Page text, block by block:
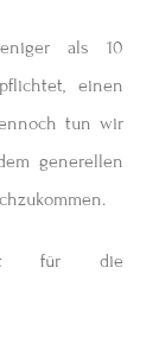
als 10
einen
tun wir
generellen
gilt für die